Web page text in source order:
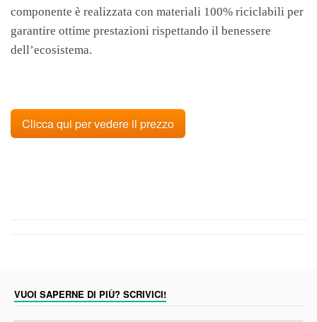
componente è realizzata con materiali 100% riciclabili per
garantire ottime prestazioni rispettando il benessere
dell’ecosistema.
Clicca qui per vedere il prezzo
VUOI SAPERNE DI PIÙ? SCRIVICI!